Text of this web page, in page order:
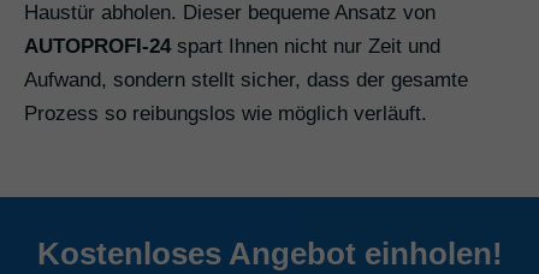
Haustür abholen. Dieser bequeme Ansatz von
AUTOPROFI-24spart Ihnen nicht nur Zeit und
Aufwand, sondern stellt sicher, dass der gesamte
Prozess so reibungslos wie möglich verläuft.
Kostenloses Angebot einholen!